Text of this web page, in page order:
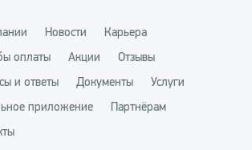
Новости
Карьера
оплаты
Акции
Отзывы
и ответы
Документы
Услуги
приложение
Партнёрам